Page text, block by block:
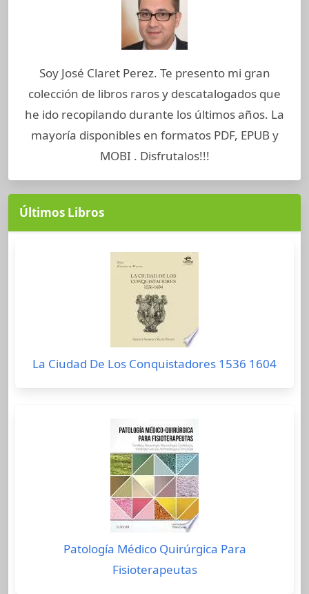
Soy José Claret Perez. Te presento mi gran
colección de libros raros y descatalogados que
he ido recopilando durante los últimos años. La
mayoría disponibles en formatos PDF, EPUB y
MOBI . Disfrutalos!!!
Últimos Libros
La Ciudad De Los Conquistadores 1536 1604
Patología Médico Quirúrgica Para
Fisioterapeutas